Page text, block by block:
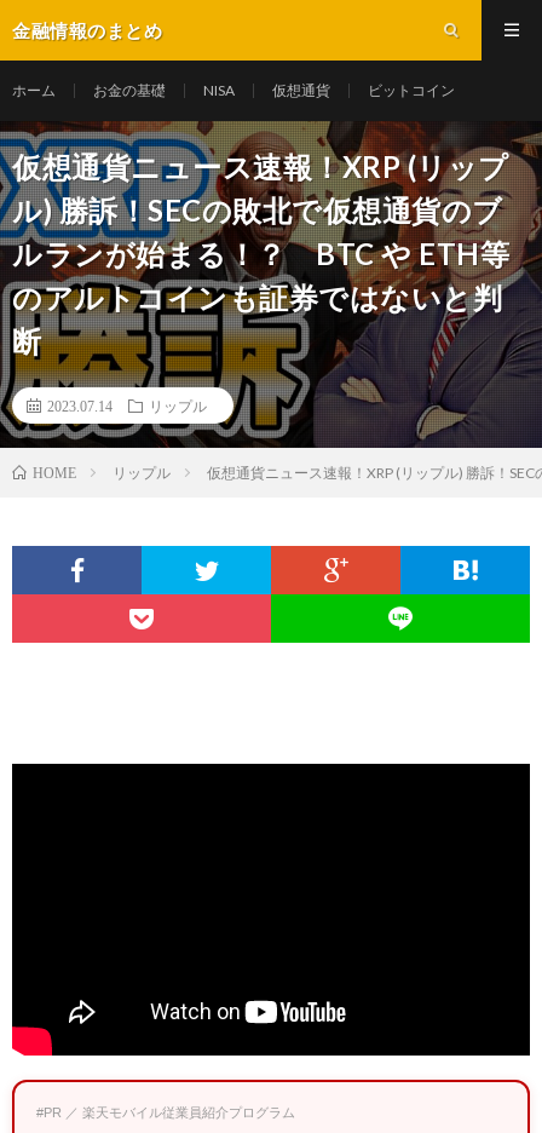
金融情報のまとめ
ホーム お金の基礎 NISA 仮想通貨 ビットコイン
仮想通貨ニュース速報！XRP (リップ
ル) 勝訴！SECの敗北で仮想通貨のブ
ルランが始まる！？ BTC や ETH等
のアルトコインも証券ではないと判
断
2023.07.14 リップル
HOME リップル 仮想通貨ニュース速報！XRP (リップル) 勝訴！
#PR ／ 楽天モバイル従業員紹介プログラム